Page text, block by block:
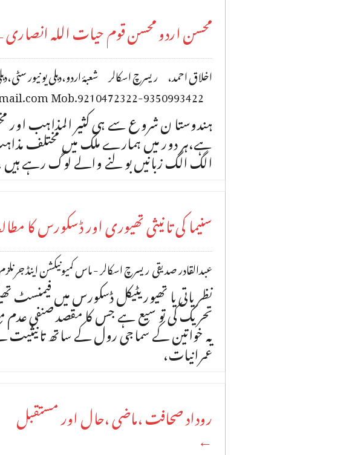
محسن اردو محسن قوم حیات اللہ
Mob.9210472322-9350993422
ہندوستا ن شروع سے ہی کثیر المذاہب اور
ہے،ہر دور میں ہمارے ملک میں مختلف
الگ الگ زبانیں بو لنے والے لوگ رہے ہیں
سنیما کی تانیثی تھیوری اور ڈسکورس کا
عبدالقادر صدیقی ریسرچ اسکالر - ماس کمیونیکشن اینڈ
نظر یاتی یا تھیوریٹیکل ڈسکورس میں فیمنسٹ
تحریک کی تو سیع ہے جس کا مقصد صنفی
یہ خواتین کے سماجی رول کے ساتھ
عمرانیات،
روداد صحافت ،ماضی ،حال اور مستقبل
←